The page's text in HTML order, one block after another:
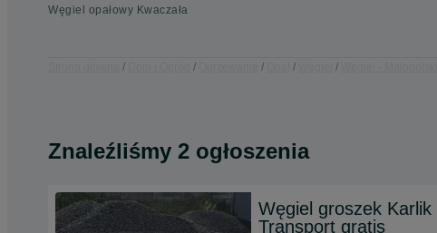
Węgiel opałowy Kwaczała
Znaleźliśmy 2 ogłoszenia
Węgiel groszek
Transport gratis